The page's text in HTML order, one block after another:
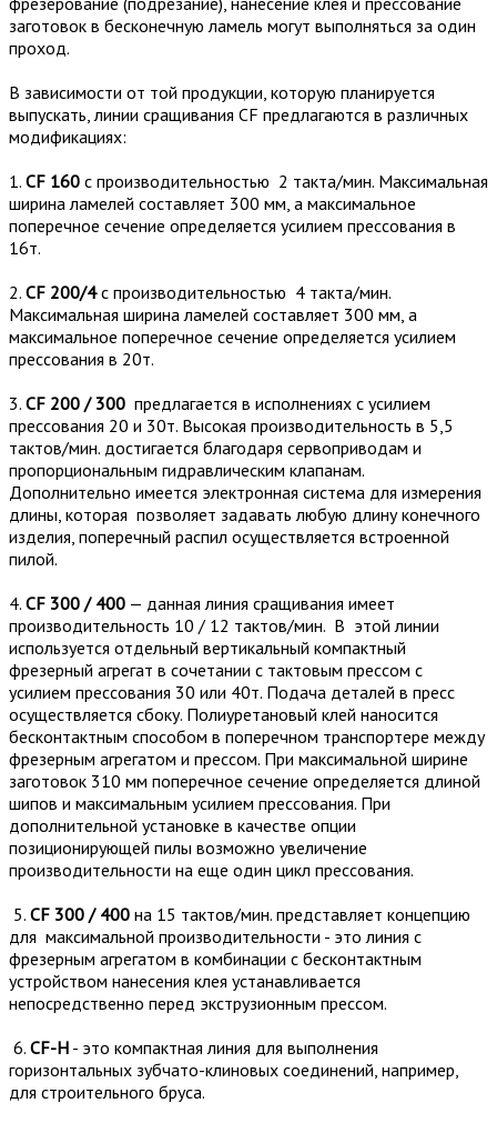
заготовок в бесконечную ламель могут выполняться за один
проход.
В зависимости от той продукции, которую планируется
выпускать, линии сращивания CF предлагаются в различных
модификациях:
1. CF 160 с производительностью 2 такта/мин. Максимальная
ширина ламелей составляет 300 мм, а максимальное
поперечное сечение определяется усилием прессования в
16т.
2. CF 200/4с производительностью 4 такта/мин.
Максимальная ширина ламелей составляет 300 мм, а
максимальное поперечное сечение определяется усилием
прессования в 20т.
3. CF 200 / 300 предлагается в исполнениях с усилием
прессования 20 и 30т. Высокая производительность в 5,5
тактов/мин. достигается благодаря сервоприводам и
пропорциональным гидравлическим клапанам.
Дополнительно имеется электронная система для измерения
длины, которая позволяет задавать любую длину конечного
изделия, поперечный распил осуществляется встроенной
пилой.
4. CF 300 / 400 — данная линия сращивания имеет
производительность 10 / 12 тактов/мин. В этой линии
используется отдельный вертикальный компактный
фрезерный агрегат в сочетании с тактовым прессом с
усилием прессования 30 или 40т. Подача деталей в пресс
осуществляется сбоку. Полиуретановый клей наносится
бесконтактным способом в поперечном транспортере между
фрезерным агрегатом и прессом. При максимальной ширине
заготовок 310 мм поперечное сечение определяется длиной
шипов и максимальным усилием прессования. При
дополнительной установке в качестве опции
позиционирующей пилы возможно увеличение
производительности на еще один цикл прессования.
5. CF 300 / 400 на 15 тактов/мин. представляет концепцию
для максимальной производительности - это линия с
фрезерным агрегатом в комбинации с бесконтактным
устройством нанесения клея устанавливается
непосредственно перед экструзионным прессом.
6. CF-H - это компактная линия для выполнения
горизонтальных зубчато-клиновых соединений, например,
для строительного бруса.